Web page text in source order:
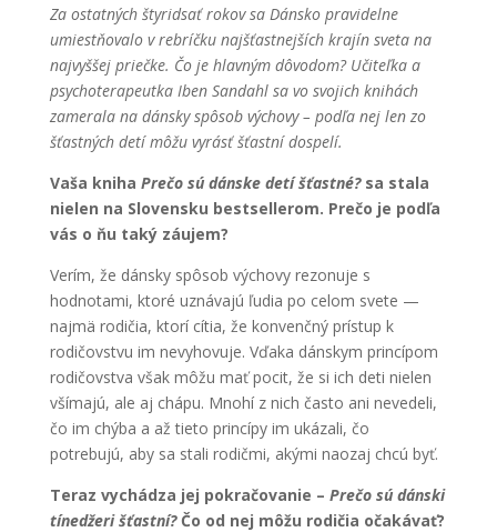
Za ostatných štyridsať rokov sa Dánsko pravidelne
umiestňovalo v rebríčku najšťastnejších krajín sveta na
najvyššej priečke. Čo je hlavným dôvodom? Učiteľka a
psychoterapeutka Iben Sandahl sa vo svojich knihách
zamerala na dánsky spôsob výchovy – podľa nej len zo
šťastných detí môžu vyrásť šťastní dospelí.
Vaša kniha Prečo sú dánske detí šťastné?sa stala
nielen na Slovensku bestsellerom. Prečo je podľa
vás o ňu taký záujem?
Verím, že dánsky spôsob výchovy rezonuje s
hodnotami, ktoré uznávajú ľudia po celom svete —
najmä rodičia, ktorí cítia, že konvenčný prístup k
rodičovstvu im nevyhovuje. Vďaka dánskym princípom
rodičovstva však môžu mať pocit, že si ich deti nielen
všímajú, ale aj chápu. Mnohí z nich často ani nevedeli,
čo im chýba a až tieto princípy im ukázali, čo
potrebujú, aby sa stali rodičmi, akými naozaj chcú byť.
Teraz vychádza jej pokračovanie – Prečo sú dánski
tínedžeri šťastní?Čo od nej môžu rodičia očakávať?